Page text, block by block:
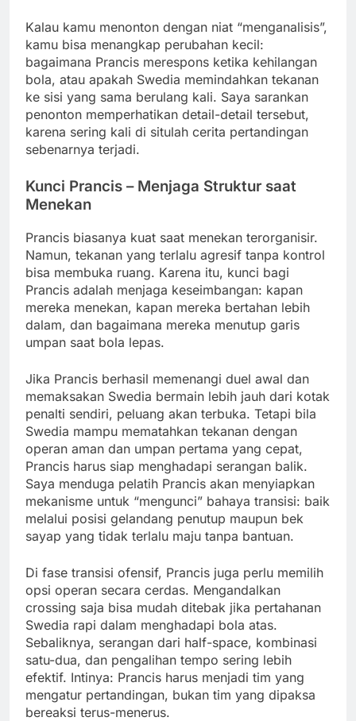
Kalau kamu menonton dengan niat “menganalisis”,
kamu bisa menangkap perubahan kecil:
bagaimana Prancis merespons ketika kehilangan
bola, atau apakah Swedia memindahkan tekanan
ke sisi yang sama berulang kali. Saya sarankan
penonton memperhatikan detail-detail tersebut,
karena sering kali di situlah cerita pertandingan
sebenarnya terjadi.
Kunci Prancis – Menjaga Struktur saat
Menekan
Prancis biasanya kuat saat menekan terorganisir.
Namun, tekanan yang terlalu agresif tanpa kontrol
bisa membuka ruang. Karena itu, kunci bagi
Prancis adalah menjaga keseimbangan: kapan
mereka menekan, kapan mereka bertahan lebih
dalam, dan bagaimana mereka menutup garis
umpan saat bola lepas.
Jika Prancis berhasil memenangi duel awal dan
memaksakan Swedia bermain lebih jauh dari kotak
penalti sendiri, peluang akan terbuka. Tetapi bila
Swedia mampu mematahkan tekanan dengan
operan aman dan umpan pertama yang cepat,
Prancis harus siap menghadapi serangan balik.
Saya menduga pelatih Prancis akan menyiapkan
mekanisme untuk “mengunci” bahaya transisi: baik
melalui posisi gelandang penutup maupun bek
sayap yang tidak terlalu maju tanpa bantuan.
Di fase transisi ofensif, Prancis juga perlu memilih
opsi operan secara cerdas. Mengandalkan
crossing saja bisa mudah ditebak jika pertahanan
Swedia rapi dalam menghadapi bola atas.
Sebaliknya, serangan dari half-space, kombinasi
satu-dua, dan pengalihan tempo sering lebih
efektif. Intinya: Prancis harus menjadi tim yang
mengatur pertandingan, bukan tim yang dipaksa
bereaksi terus-menerus.